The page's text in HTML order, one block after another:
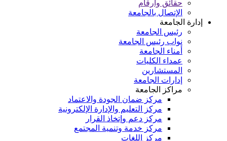
حقائق وأرقام
الإتصال بالجامعة
إدارة الجامعة
رئيس الجامعة
نواب رئيس الجامعة
أمناء الجامعة
عمداء الكليات
المستشارين
إدارات الجامعة
مراكز الجامعة
مركز ضمان الجودة والاعتماد
مركز التعليم والإدارة الإلكترونية
مركز دعم وإتخاذ القرار
مركز خدمة وتنمية المجتمع
مركز اللغات